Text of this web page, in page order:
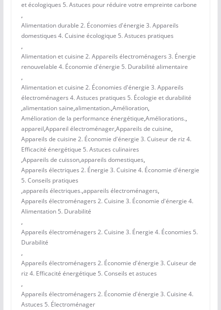
et écologiques 5. Astuces pour réduire votre empreinte carbone
,
Alimentation durable 2. Économies d'énergie 3. Appareils
domestiques 4. Cuisine écologique 5. Astuces pratiques
,
Alimentation et cuisine 2. Appareils électroménagers 3. Énergie
renouvelable 4. Économie d'énergie 5. Durabilité alimentaire
,
Alimentation et cuisine 2. Économies d'énergie 3. Appareils
électroménagers 4. Astuces pratiques 5. Écologie et durabilité
,alimentation saine,alimentation.,Amélioration,
Amélioration de la performance énergétique,Améliorations.,
appareil,Appareil électroménager,Appareils de cuisine,
Appareils de cuisine 2. Économie d'énergie 3. Cuiseur de riz 4.
Efficacité énergétique 5. Astuces culinaires
,Appareils de cuisson,appareils domestiques,
Appareils électriques 2. Énergie 3. Cuisine 4. Économie d'énergie
5. Conseils pratiques
,appareils électriques.,appareils électroménagers,
Appareils électroménagers 2. Cuisine 3. Économie d'énergie 4.
Alimentation 5. Durabilité
,
Appareils électroménagers 2. Cuisine 3. Énergie 4. Économies 5.
Durabilité
,
Appareils électroménagers 2. Économie d'énergie 3. Cuiseur de
riz 4. Efficacité énergétique 5. Conseils et astuces
,
Appareils électroménagers 2. Économie d'énergie 3. Cuisine 4.
Astuces 5. Électroménager